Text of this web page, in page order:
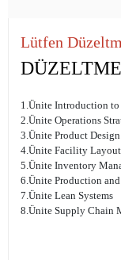
Lütfen
1.Ünite Introduction to
2.Ünite Operations
3.Ünite Product
4.Ünite Facility
5.Ünite Inventory
6.Ünite Production
7.Ünite Lean Systems
8.Ünite Supply Chain